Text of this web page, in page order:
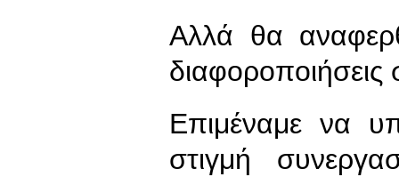
Αλλά θα
διαφοροποιήσεις
Επιμέναμε να
στιγμή